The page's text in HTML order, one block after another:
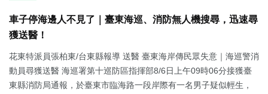
車子停海邊人不見了｜臺東海巡、消防無人機搜尋，迅速尋
獲送醫！
花東特派員張柏東/台東縣報導 送醫 臺東海岸傳民眾失意｜海巡警消
動員尋獲送醫 海巡署第十巡防區指揮部8/6日上午09時06分接獲臺
東縣消防局通報，於臺東市臨海路一段岸際有一名男子疑似輕生，